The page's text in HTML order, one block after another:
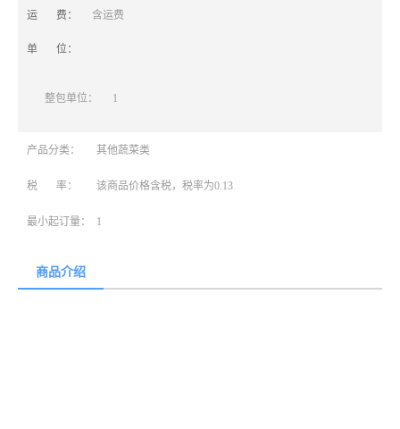
运 费： 含运费
单 位：
整包单位： 1
产品分类： 其他蔬菜类
税 率： 该商品价格含税，税率为0.13
最小起订量： 1
商品介绍